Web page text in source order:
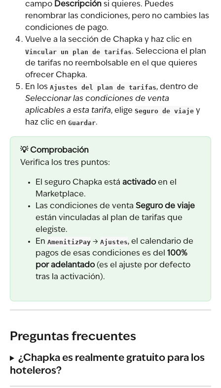
campo Descripción si quieres. Puedes
renombrar las condiciones, pero no cambies las
condiciones de pago.
Vuelve a la sección de Chapka y haz clic en
Vincular un plan de tarifas. Selecciona el plan
de tarifas no reembolsable en el que quieres
ofrecer Chapka.
En los Ajustes del plan de tarifas, dentro de
Seleccionar las condiciones de venta
aplicables a esta tarifa, elige Seguro de viaje y
haz clic en Guardar.
💡 Comprobación
Verifica los tres puntos:
El seguro Chapka está activado en el
Marketplace.
Las condiciones de venta Seguro de viaje
están vinculadas al plan de tarifas que
elegiste.
En AmenitizPay → Ajustes, el calendario de
pagos de esas condiciones es del 100%
por adelantado (es el ajuste por defecto
tras la activación).
Preguntas frecuentes
¿Chapka es realmente gratuito para los
hoteleros?